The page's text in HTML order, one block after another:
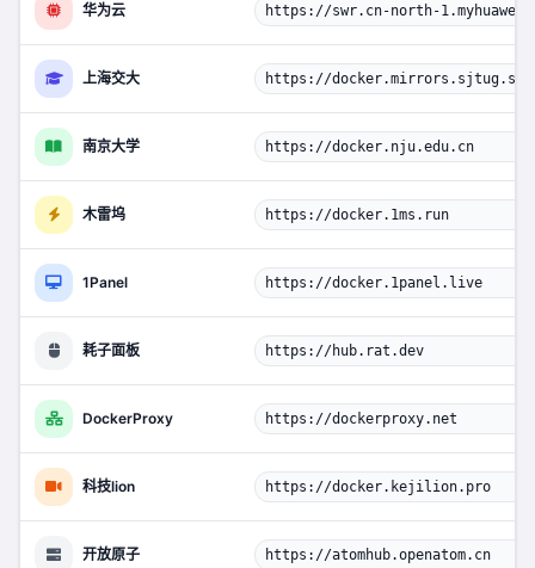
华为云 https://swr.cn-north-
上海交大 https://
南京大学 https://docker.nju.edu.cn
木雷坞 https://docker.1ms.run
1Panel https://docker.1panel.live
耗子面板 https://hub.rat.dev
DockerProxy https://dockerproxy.net
科技lion https://docker.kejilion.pro
开放原子 https://atomhub.openatom.cn